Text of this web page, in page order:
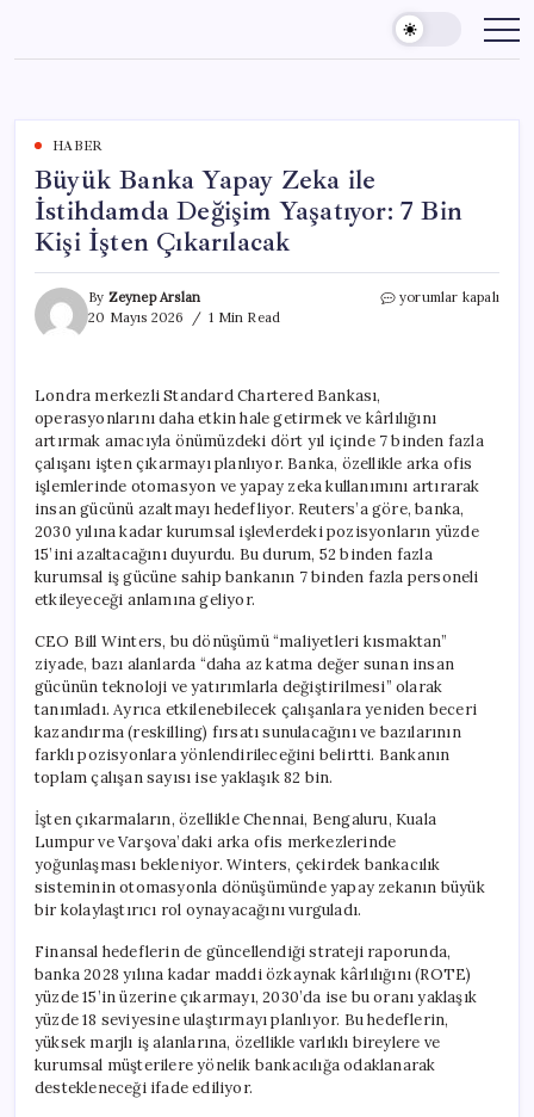
content
HABER
Büyük Banka Yapay Zeka ile
İstihdamda Değişim Yaşatıyor: 7 Bin
Kişi İşten Çıkarılacak
By Zeynep Arslan
20 Mayıs 2026
1 Min Read
Büyük
Değişim
Yaşatıyor:
7
Kişi
İşten
Çıkarılacak
için
yorumlar kapalı
Londra merkezli Standard Chartered Bankası,
operasyonlarını daha etkin hale getirmek ve kârlılığını
artırmak amacıyla önümüzdeki dört yıl içinde 7 binden fazla
çalışanı işten çıkarmayı planlıyor. Banka, özellikle arka ofis
işlemlerinde otomasyon ve yapay zeka kullanımını artırarak
insan gücünü azaltmayı hedefliyor. Reuters’a göre, banka,
2030 yılına kadar kurumsal işlevlerdeki pozisyonların yüzde
15’ini azaltacağını duyurdu. Bu durum, 52 binden fazla
kurumsal iş gücüne sahip bankanın 7 binden fazla personeli
etkileyeceği anlamına geliyor.
CEO Bill Winters, bu dönüşümü “maliyetleri kısmaktan”
ziyade, bazı alanlarda “daha az katma değer sunan insan
gücünün teknoloji ve yatırımlarla değiştirilmesi” olarak
tanımladı. Ayrıca etkilenebilecek çalışanlara yeniden beceri
kazandırma (reskilling) fırsatı sunulacağını ve bazılarının
farklı pozisyonlara yönlendirileceğini belirtti. Bankanın
toplam çalışan sayısı ise yaklaşık 82 bin.
İşten çıkarmaların, özellikle Chennai, Bengaluru, Kuala
Lumpur ve Varşova’daki arka ofis merkezlerinde
yoğunlaşması bekleniyor. Winters, çekirdek bankacılık
sisteminin otomasyonla dönüşümünde yapay zekanın büyük
bir kolaylaştırıcı rol oynayacağını vurguladı.
Finansal hedeflerin de güncellendiği strateji raporunda,
banka 2028 yılına kadar maddi özkaynak kârlılığını (ROTE)
yüzde 15’in üzerine çıkarmayı, 2030’da ise bu oranı yaklaşık
yüzde 18 seviyesine ulaştırmayı planlıyor. Bu hedeflerin,
yüksek marjlı iş alanlarına, özellikle varlıklı bireylere ve
kurumsal müşterilere yönelik bankacılığa odaklanarak
destekleneceği ifade ediliyor.